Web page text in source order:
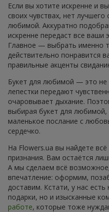
Если вы хотите искренне и
своих чувствах, нет
любимой. Аккуратно
искренне передаст все ваши
Главное — выбрать именно
действительно понравится
правильные акценты
Букет для любимой — это
лепестки передают
очаровывает дыхание.
выбирая букет для
маленькое послание с
сердечко.
На Flowers.ua вы найдете
признания. Вам остаётся
А мы сделаем всё
впечатление: оформим,
доставим. Кстати, у нас
подарки, но и изысканные
работе, которые тоже